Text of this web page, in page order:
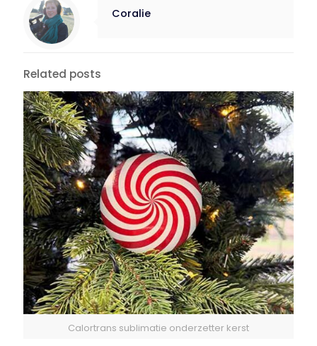
Coralie
Related posts
Calortrans sublimatie onderzetter kerst